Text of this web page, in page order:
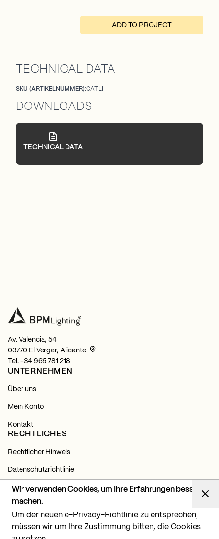
Wir verwenden Cookies, um Ihre Erfahrungen besser
machen.
Um der neuen e-Privacy-Richtlinie zu entsprechen,
müssen wir um Ihre Zustimmung bitten, die Cookies
ADD TO PROJECT
TECHNICAL DATA
SKU (ARTIKELNUMMER):CATLI
DOWNLOADS
TECHNICAL DATA
Av. Valencia, 54
03770 El Verger, Alicante
Tel. +34 965 781 218
UNTERNEHMEN
Über uns
Mein Konto
Kontakt
RECHTLICHES
Rechtlicher Hinweis
Datenschutzrichtlinie
Cookie-Richtlinie
NEWSLETTER
Abonnieren Sie sich und erfahren Sie alles über unsere
Neuigkeiten, Produkte und Lichtprojekte.